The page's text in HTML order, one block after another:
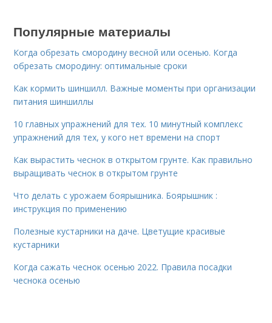
Популярные материалы
Когда обрезать смородину весной или осенью. Когда
обрезать смородину: оптимальные сроки
Как кормить шиншилл. Важные моменты при организации
питания шиншиллы
10 главных упражнений для тех. 10 минутный комплекс
упражнений для тех, у кого нет времени на спорт
Как вырастить чеснок в открытом грунте. Как правильно
выращивать чеснок в открытом грунте
Что делать с урожаем боярышника. Боярышник :
инструкция по применению
Полезные кустарники на даче. Цветущие красивые
кустарники
Когда сажать чеснок осенью 2022. Правила посадки
чеснока осенью